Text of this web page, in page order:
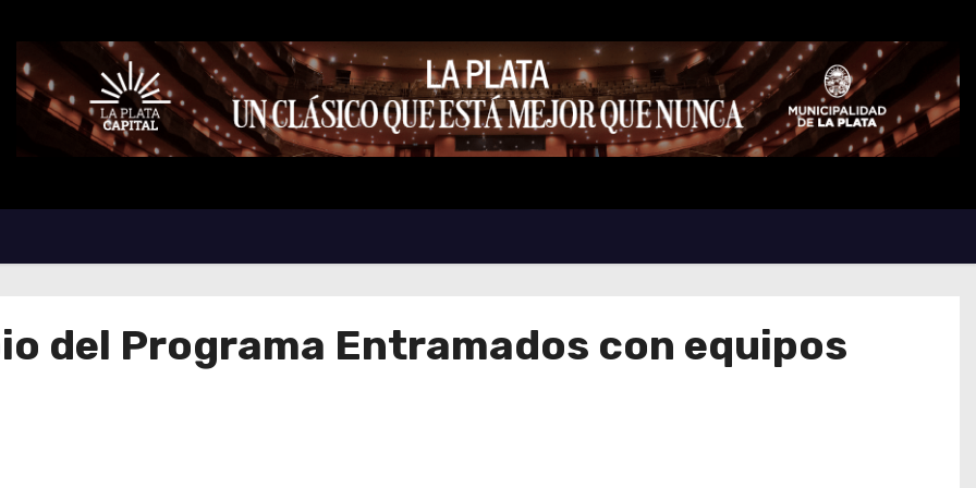
del Programa Entramados con equipos